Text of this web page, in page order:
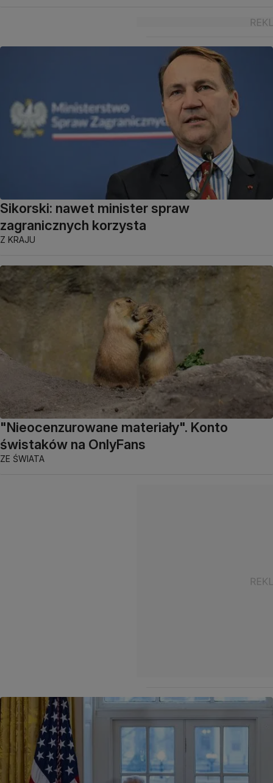
Sikorski: nawet minister spraw
zagranicznych korzysta
Z KRAJU
"Nieocenzurowane materiały". Konto
świstaków na OnlyFans
ZE ŚWIATA